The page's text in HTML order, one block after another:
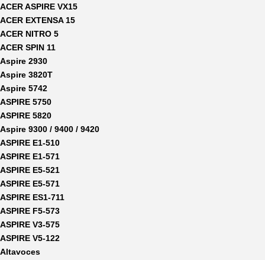
ACER ASPIRE VX15
ACER EXTENSA 15
ACER NITRO 5
ACER SPIN 11
Aspire 2930
Aspire 3820T
Aspire 5742
ASPIRE 5750
ASPIRE 5820
Aspire 9300 / 9400 / 9420
ASPIRE E1-510
ASPIRE E1-571
ASPIRE E5-521
ASPIRE E5-571
ASPIRE ES1-711
ASPIRE F5-573
ASPIRE V3-575
ASPIRE V5-122
Altavoces